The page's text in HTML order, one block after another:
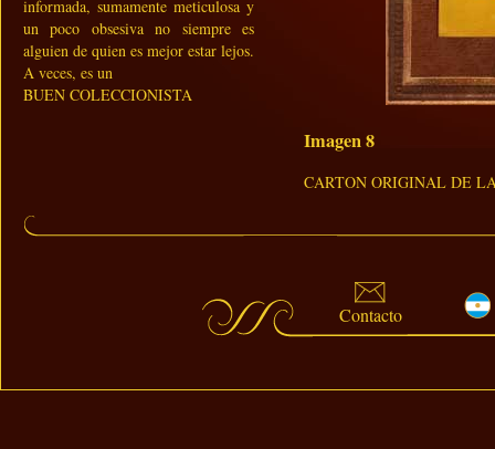
informada, sumamente meticulosa y
un poco obsesiva no siempre es
alguien de quien es mejor estar lejos.
A veces, es un
BUEN COLECCIONISTA
Imagen 8
CARTON ORIGINAL DE
Contacto